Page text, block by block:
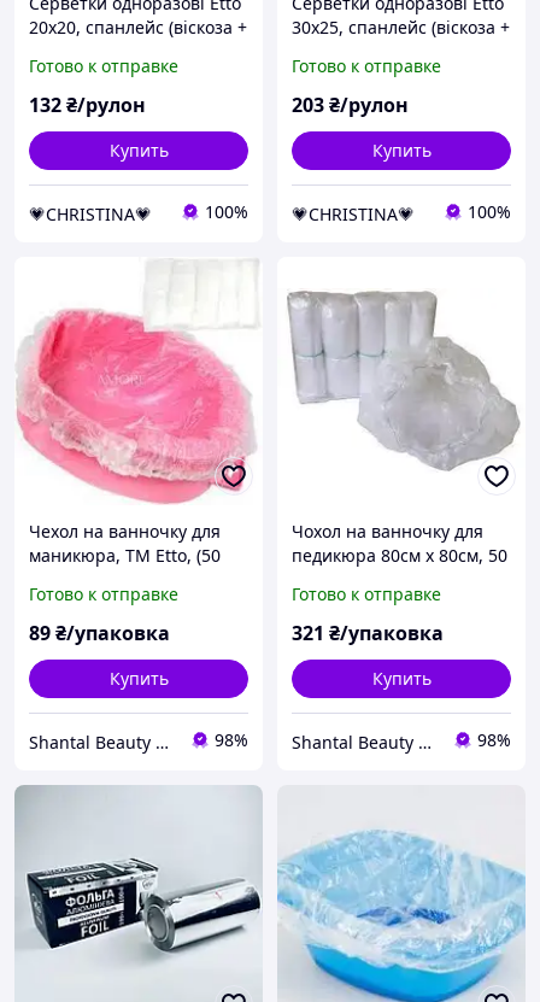
20х20, спанлейс (віскоза +
100 шт./рул.
Готово к отправке
132₴/рулон
Купить
💗CHRISTINA💗 100%
30х25, спанлейс (віскоза +
100 шт./рул.
Готово к отправке
203₴/рулон
Купить
💗CHRISTINA💗 100%
Чехол на ванночку для
маникюра, ТМ Etto, (50
Готово к отправке
89₴/упаковка
Купить
Shantal Beauty Shop 98%
Чохол на ванночку для
педикюра 80см х 80см, 50
Готово к отправке
321 ₴/упаковка
Купить
Shantal Beauty Shop 98%